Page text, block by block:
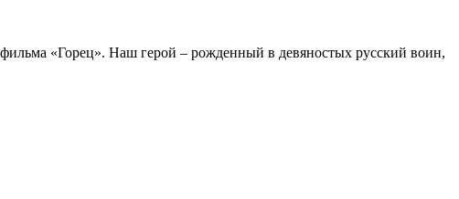
«Горец». Наш герой – рожденный в девяностых русский воин,